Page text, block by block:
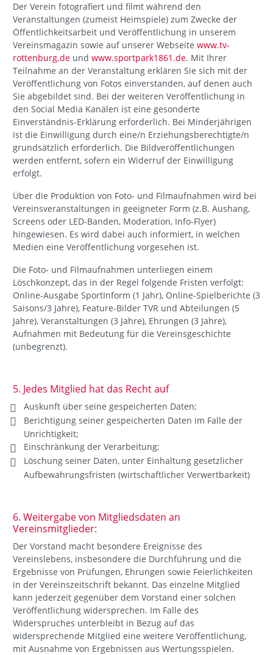
Der Verein fotografiert und filmt während den
Veranstaltungen (zumeist Heimspiele) zum Zwecke der
Öffentlichkeitsarbeit und Veröffentlichung in unserem
Vereinsmagazin sowie auf unserer Webseite www.tv-
rottenburg.de und www.sportpark1861.de. Mit Ihrer
Teilnahme an der Veranstaltung erklären Sie sich mit der
Veröffentlichung von Fotos einverstanden, auf denen auch
Sie abgebildet sind. Bei der weiteren Veröffentlichung in
den Social Media Kanälen ist eine gesonderte
Einverständnis-Erklärung erforderlich. Bei Minderjährigen
ist die Einwilligung durch eine/n Erziehungsberechtigte/n
grundsätzlich erforderlich. Die Bildveröffentlichungen
werden entfernt, sofern ein Widerruf der Einwilligung
erfolgt.
Über die Produktion von Foto- und Filmaufnahmen wird bei
Vereinsveranstaltungen in geeigneter Form (z.B. Aushang,
Screens oder LED-Banden, Moderation, Info-Flyer)
hingewiesen. Es wird dabei auch informiert, in welchen
Medien eine Veröffentlichung vorgesehen ist.
Die Foto- und Filmaufnahmen unterliegen einem
Löschkonzept, das in der Regel folgende Fristen verfolgt:
Online-Ausgabe SportInform (1 Jahr), Online-Spielberichte (3
Saisons/3 Jahre), Feature-Bilder TVR und Abteilungen (5
Jahre), Veranstaltungen (3 Jahre), Ehrungen (3 Jahre),
Aufnahmen mit Bedeutung für die Vereinsgeschichte
(unbegrenzt).
5. Jedes Mitglied hat das Recht auf
Auskunft über seine gespeicherten Daten;
Berichtigung seiner gespeicherten Daten im Falle der
Unrichtigkeit;
Einschränkung der Verarbeitung;
Löschung seiner Daten, unter Einhaltung gesetzlicher
Aufbewahrungsfristen (wirtschaftlicher Verwertbarkeit)
6. Weitergabe von Mitgliedsdaten an
Vereinsmitglieder:
Der Vorstand macht besondere Ereignisse des
Vereinslebens, insbesondere die Durchführung und die
Ergebnisse von Prüfungen, Ehrungen sowie Feierlichkeiten
in der Vereinszeitschrift bekannt. Das einzelne Mitglied
kann jederzeit gegenüber dem Vorstand einer solchen
Veröffentlichung widersprechen. Im Falle des
Widerspruches unterbleibt in Bezug auf das
widersprechende Mitglied eine weitere Veröffentlichung,
mit Ausnahme von Ergebnissen aus Wertungsspielen.